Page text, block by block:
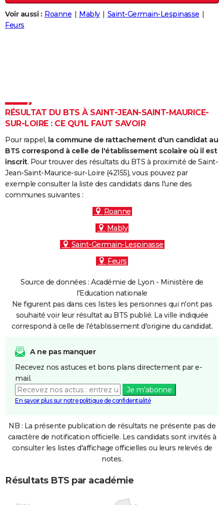
Destinations
City break
Voyage nature
Voyage de noces
Forum
Climat
+
PHOTO
Dictionnaire
Biographies
Citations
Expressions
Proverbes
PROGRAMME TV
S'inscrire
Se connecter
Lycées
Collèges
Primaires
Universités
Entreprises
Service militaire
Avis de recherche
AVIS DE DÉCÈS
FORUM
Bricolage
Lifestyle
Culture
Sport
Auto
Television
Voyage
Cinema
Voir aussi : Roanne Mably
Saint-Germain-Lespinasse
Feurs
RÉSULTAT DU BTS À SAINT-JEAN-SAINT-MAURICE-
SUR-LOIRE : CE QU'IL FAUT SAVOIR
Pour rappel, la commune de rattachement d'un candidat au
BTS correspond à celle de l'établissement scolaire où il est
inscrit. Pour trouver des résultats du BTS à proximité de Saint-
Jean-Saint-Maurice-sur-Loire (42155), vous pouvez par
exemple consulter la liste des candidats dans l'une des
communes suivantes :
Roanne
Mably
Saint-Germain-Lespinasse
Feurs
Source de données : Académie de Lyon - Ministère de
l'Education nationale
Ne figurent pas dans ces listes les personnes qui n'ont pas
souhaité voir leur résultat au BTS publié. La ville indiquée
correspond à celle de l'établissement d'origine du candidat.
A ne pas manquer
Recevez nos astuces et bons plans directement par e-
mail.
Je m'abonne
En savoir plus sur notre politique de confidentialité
NB : La présente publication de résultats ne présente pas de
caractère de notification officielle. Les candidats sont invités à
consulter les listes d'affichage officielles ou leurs relevés de
notes.
Résultats BTS par académie